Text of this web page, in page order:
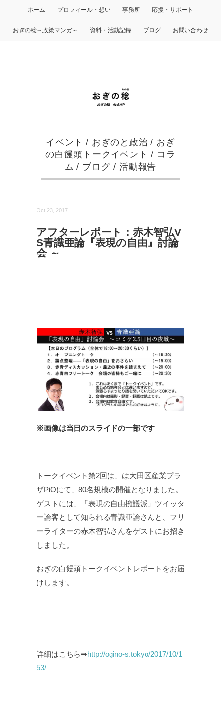
ホーム プロフィール・想い 事務所 応援・サポート
おぎの稔～政策マンガ～ 資料・活動記録 ブログ お問い合わせ
イベント / おぎのと政治 / おぎ
の白饅頭トークイベント / コラ
ム / ブログ / 活動報告
Oct 23, 2017
アフターレポート：赤木智弘V
S青識亜論『表現の自由』討論
会 ～
※画像は当日のスライドの一部です
トークイベント第2回は、は大田区産業プラ
ザPiOにて、80名規模の開催となりました。
ゲストには、「表現の自由擁護派」ツイッタ
ー論客として知られる青識亜論さんと、フリ
ーライターの赤木智弘さんをゲストにお招き
しました。
おぎの白饅頭トークイベントレポートをお届
けします。
詳細はこちら➡http://ogino-s.tokyo/2017/10/1
53/